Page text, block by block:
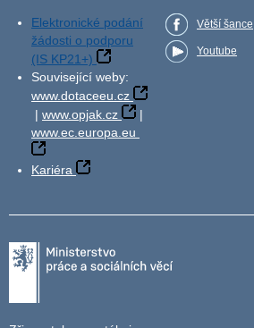
Elektronické podání
žádosti o podporu
(IS KP21+)
Související weby:
www.dotaceeu.cz
| www.opjak.cz
|
www.ec.europa.eu
Kariéra
Větší šance
Youtube